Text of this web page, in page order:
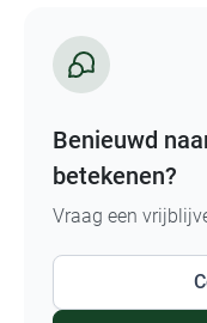
Benieuwd
betekenen?
Vraag een